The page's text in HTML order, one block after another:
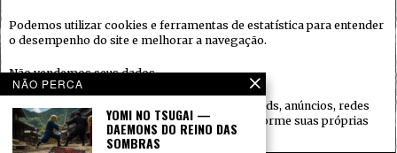
Podemos utilizar cookies e ferramentas de estatística para entender
o desempenho do site e melhorar a navegação.
Não vendemos seus dados.
Quando houver serviços de terceiros (ex.: embeds, anúncios, redes
sociais), eles podem coletar informações conforme suas próprias
políticas.
NÃO PERCA
YOMI NO TSUGAI —
DAEMONS DO REINO DAS
SOMBRAS